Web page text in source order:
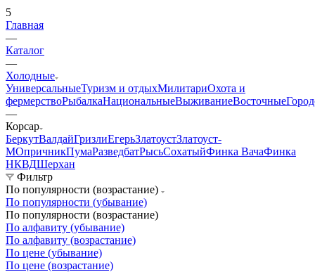
5
Главная
—
Каталог
—
Холодные
УниверсальныеТуризм и отдыхМилитариОхота и
фермерствоРыбалкаНациональныеВыживаниеВосточные
—
Корсар
БеркутВалдайГризлиЕгерьЗлатоустЗлатоуст-
МОпричникПумаРазведбатРысьСохатыйФинка ВачаФинка
НКВДШерхан
Фильтр
По популярности (возрастание)
По популярности (убывание)
По популярности (возрастание)
По алфавиту (убывание)
По алфавиту (возрастание)
По цене (убывание)
По цене (возрастание)